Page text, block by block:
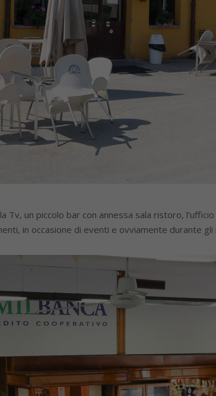
Tv, un piccolo bar con annessa sala ristoro,
in occasione di eventi e ovviamente durante